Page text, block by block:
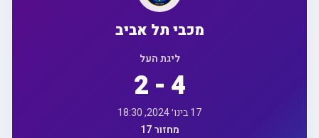
מכבי תל אביב
ליגת העל
2 - 4
17 בינו׳ 2024, 18:30
מחזור 17